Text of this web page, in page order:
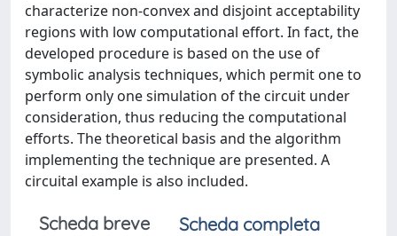
characterize non-convex and disjoint acceptability
regions with low computational effort. In fact, the
developed procedure is based on the use of
symbolic analysis techniques, which permit one to
perform only one simulation of the circuit under
consideration, thus reducing the computational
efforts. The theoretical basis and the algorithm
implementing the technique are presented. A
circuital example is also included.
Scheda breve
Scheda completa